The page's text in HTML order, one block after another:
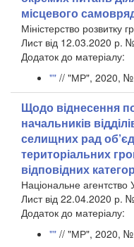
місцевого
Міністерство розвитку
Лист від 12.03.2020 р.
​Додаток до матеріалу:
"" // "МР", 2020,
Щодо віднесення
начальників
селищних рад
територіальних
відповідних
Національне агентство
Лист від 22.04.2020 р.
​Додаток до матеріалу:
"" // "МР", 2020,